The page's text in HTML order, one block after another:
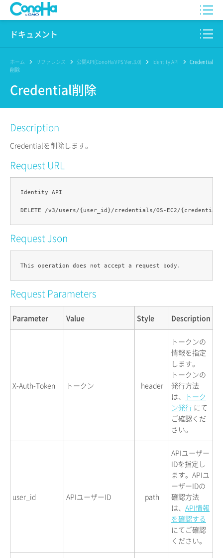
WING
Pencil
サービス一覧
サポート
ドキュメント
このサイトについて
プロダクト
リファレンス
リリースノート
ホーム リファレンス 公開API(ConoHa VPS Ver.3.0) Identity API
Credential
削除
Credential削除
Description
Credentialを削除します。
Request URL
Identity API
Request Json
Request Parameters
Parameter Value Style Description
X-Auth-Token トークン header
トークンの
情報を指定
します。
トークンの
発行方法
は、
トーク
ン発行 にて
ご確認くだ
さい。
user_id APIユーザーID path
APIユーザー
IDを指定し
ます。APIユ
ーザーIDの
確認方法
は、 API情報
を確認する
にてご確認
ください。